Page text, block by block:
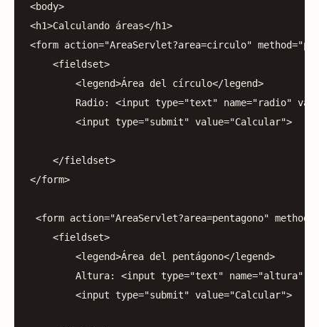
<body>
<h1>Calculando áreas</h1>
<form action="AreaServlet?area=circulo" method=
<fieldset>
<legend>Área del círculo</legend>
Radio:
<input type="text" name="radio"
<input type="submit" value="Calcular">
</fieldset>
</form>
<form action="AreaServlet?area=pentagono" method
<fieldset>
<legend>Área del pentágono</legend>
Altura:
<input type="text" name="altura"
<input type="submit" value="Calcular">